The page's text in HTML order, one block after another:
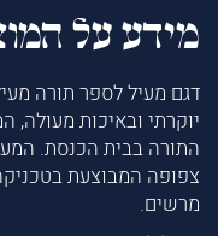
מידע על
יוקרתי ובאיכות מעולה,
התורה בבית הכנסת.
צפופה המבוצעת
מרשים.